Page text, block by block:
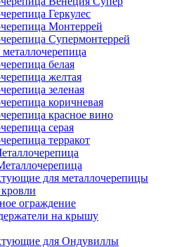
Геркулес
Монтеррей
Супермонтеррей
белая
желтая
зеленая
коричневая
красное вино
серая
терракот
для металлочерепицы
ограждение
на крышу
для Ондувиллы